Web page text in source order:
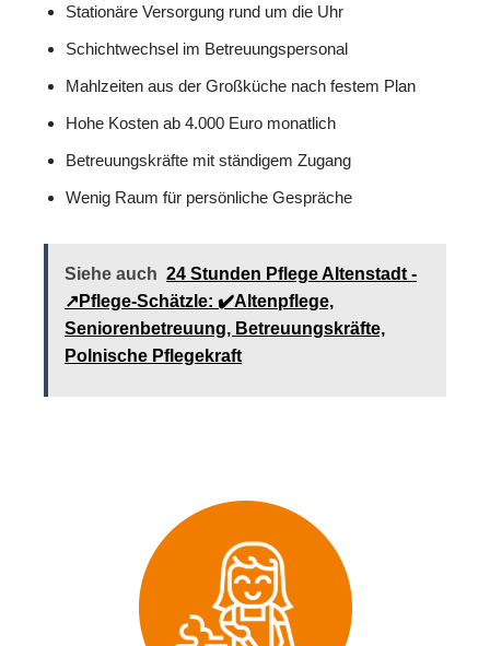
Stationäre Versorgung rund um die Uhr
Schichtwechsel im Betreuungspersonal
Mahlzeiten aus der Großküche nach festem Plan
Hohe Kosten ab 4.000 Euro monatlich
Betreuungskräfte mit ständigem Zugang
Wenig Raum für persönliche Gespräche
Siehe auch 24 Stunden Pflege Altenstadt -
↗️Pflege-Schätzle: ✔️Altenpflege,
Seniorenbetreuung, Betreuungskräfte,
Polnische Pflegekraft